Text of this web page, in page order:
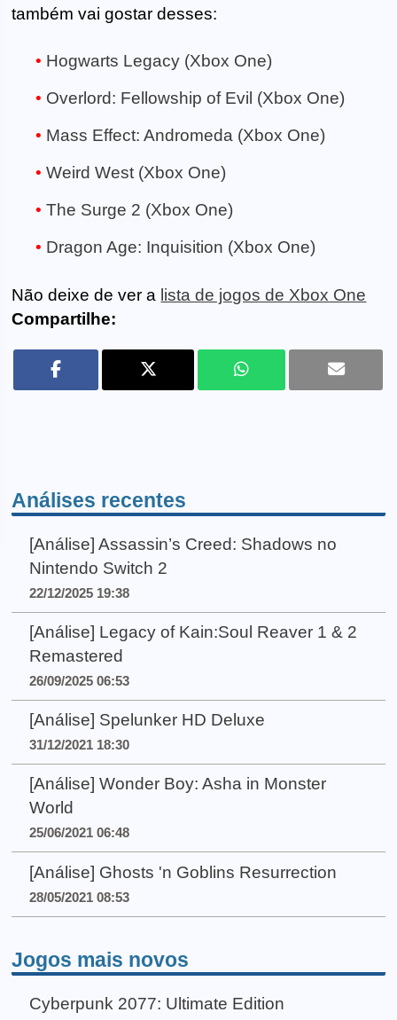
também vai gostar desses:
Hogwarts Legacy (Xbox One)
Overlord: Fellowship of Evil (Xbox One)
Mass Effect: Andromeda (Xbox One)
Weird West (Xbox One)
The Surge 2 (Xbox One)
Dragon Age: Inquisition (Xbox One)
Não deixe de ver a lista de jogos de Xbox One
Compartilhe:
Análises recentes
[Análise] Assassin’s Creed: Shadows no
Nintendo Switch 2
22/12/2025 19:38
[Análise] Legacy of Kain:Soul Reaver 1 & 2
Remastered
26/09/2025 06:53
[Análise] Spelunker HD Deluxe
31/12/2021 18:30
[Análise] Wonder Boy: Asha in Monster
World
25/06/2021 06:48
[Análise] Ghosts 'n Goblins Resurrection
28/05/2021 08:53
Jogos mais novos
Cyberpunk 2077: Ultimate Edition